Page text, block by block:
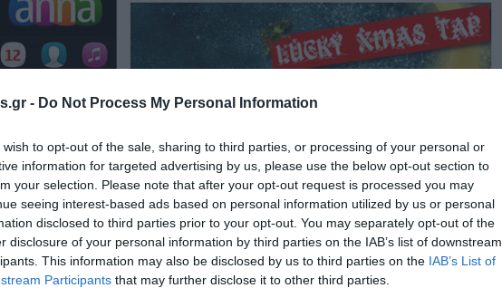
- Do Not Process My Personal Information
wish to opt-out of the sale, sharing to third parties, or processing of your personal or
information for targeted advertising by us, please use the below opt-out section to
your selection. Please note that after your opt-out request is processed you may
seeing interest-based ads based on personal information utilized by us or personal
disclosed to third parties prior to your opt-out. You may separately opt-out of the
disclosure of your personal information by third parties on the IAB’s list of downstream
This information may also be disclosed by us to third parties on the IAB’s List of
Participants that may further disclose it to other third parties.